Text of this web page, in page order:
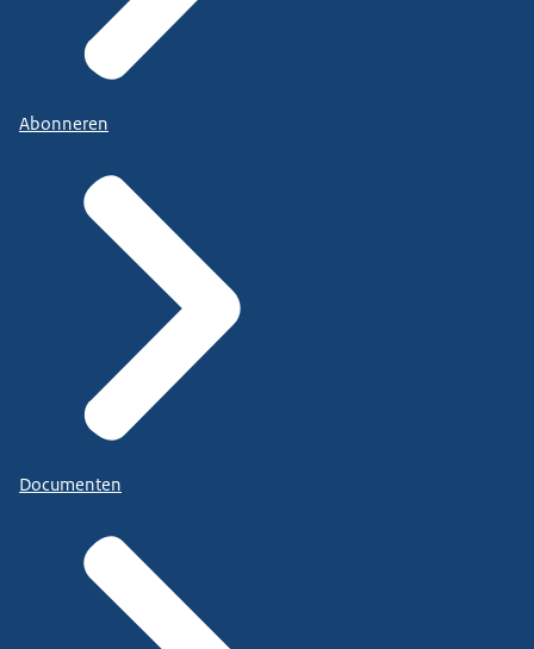
Abonneren
Documenten